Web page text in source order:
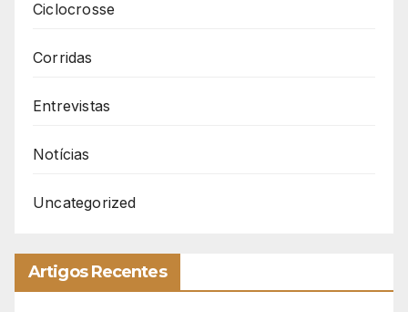
Ciclocrosse
Corridas
Entrevistas
Notícias
Uncategorized
Artigos Recentes